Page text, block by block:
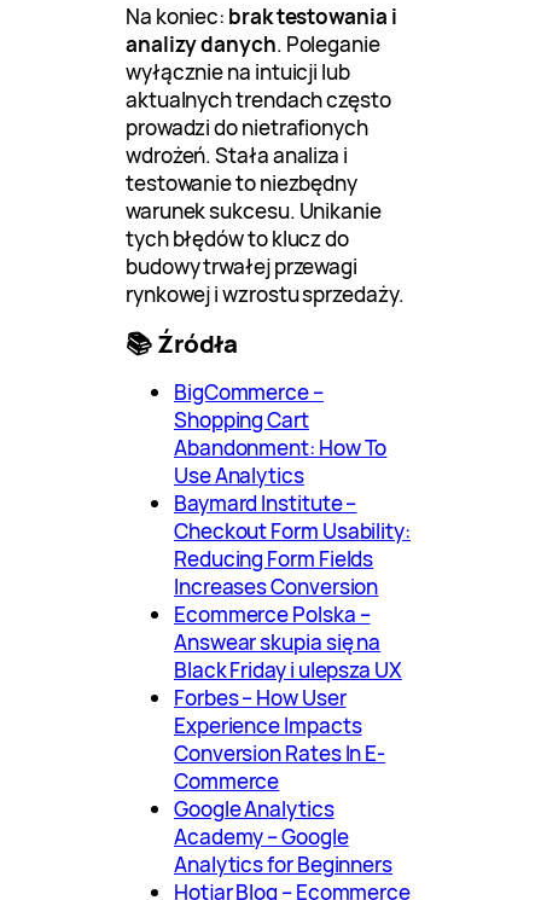
Na koniec: brak testowania i
analizy danych. Poleganie
wyłącznie na intuicji lub
aktualnych trendach często
prowadzi do nietrafionych
wdrożeń. Stała analiza i
testowanie to niezbędny
warunek sukcesu. Unikanie
tych błędów to klucz do
budowy trwałej przewagi
rynkowej i wzrostu sprzedaży.
📚 Źródła
BigCommerce –
Shopping Cart
Abandonment: How To
Use Analytics
Baymard Institute –
Checkout Form Usability:
Reducing Form Fields
Increases Conversion
Ecommerce Polska –
Answear skupia się na
Black Friday i ulepsza UX
Forbes – How User
Experience Impacts
Conversion Rates In E-
Commerce
Google Analytics
Academy – Google
Analytics for Beginners
Hotjar Blog – Ecommerce